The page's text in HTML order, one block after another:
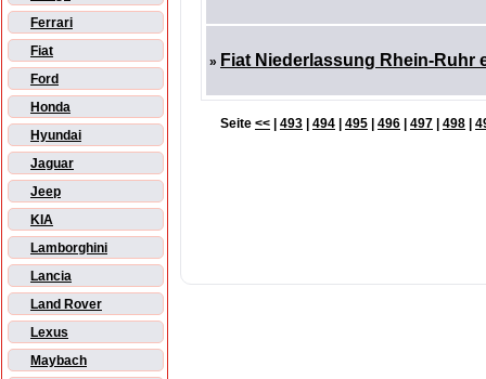
Ferrari
Fiat
Ford
Honda
Hyundai
Jaguar
Jeep
KIA
Lamborghini
Lancia
Land Rover
Lexus
Maybach
» Fiat Niederlassung Rhein-Ruhr
Seite << 493 494 495 496 497 498